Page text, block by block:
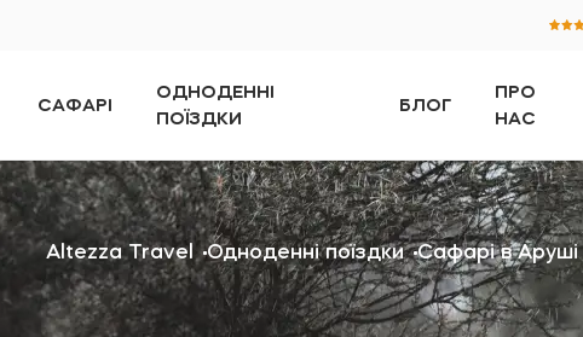
САФАРІ
ОДНОДЕННІ
ПОЇЗДКИ
БЛОГ
ПРО
НАС
Altezza Travel Одноденні поїздки Сафарі в Аруші